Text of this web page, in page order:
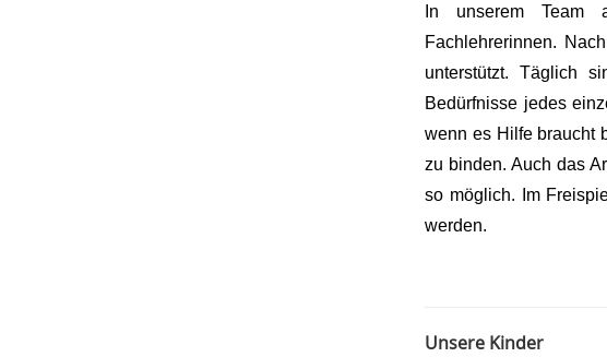
In unserem Team
Fachlehrerinnen.
unterstützt. Täglich
Bedürfnisse jedes
wenn es Hilfe braucht
zu binden. Auch das
so möglich. Im
werden.
Unsere Kinder